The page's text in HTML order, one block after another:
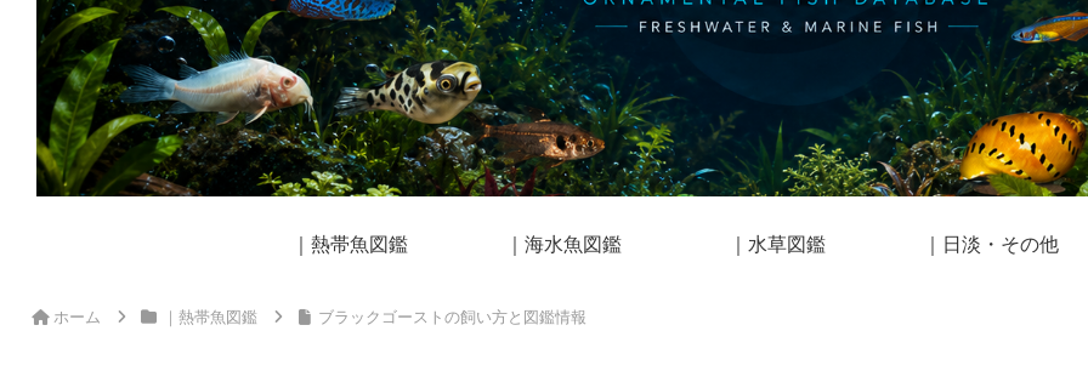
｜熱帯魚図鑑 ｜海水魚図鑑 ｜水草図鑑 ｜日淡・その他
ホーム ｜熱帯魚図鑑 ブラックゴーストの飼い方と図鑑情報